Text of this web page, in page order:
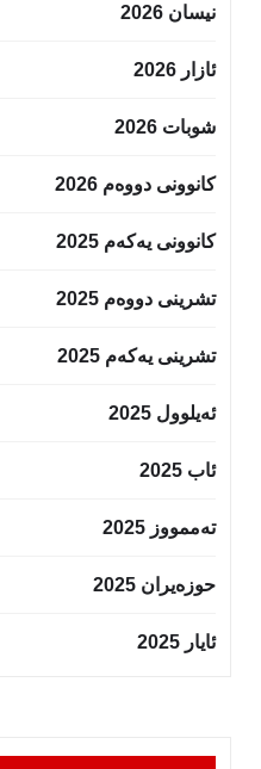
نیسان 2026
ئازار 2026
شوبات 2026
کانوونی دووەم 2026
کانوونی یەکەم 2025
تشرینی دووەم 2025
تشرینی یەکەم 2025
ئەیلوول 2025
ئاب 2025
تەممووز 2025
حوزه‌یران 2025
ئایار 2025